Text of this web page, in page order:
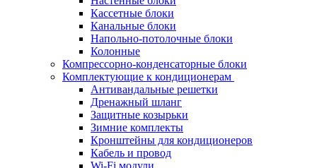
Кассетные блоки
Канальные блоки
Напольно-потолочные блоки
Колонные
Компрессорно-конденсаторные блоки
Комплектующие к кондиционерам
Антивандальные решетки
Дренажный шланг
Защитные козырьки
Зимние комплекты
Кронштейны для кондиционеров
Кабель и провод
Wi-Fi модули